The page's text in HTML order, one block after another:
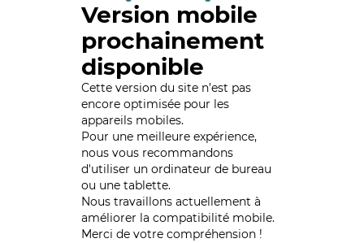
Version mobile
prochainement
disponible
Cette version du site n’est pas
encore optimisée pour les
appareils mobiles.
Pour une meilleure expérience,
nous vous recommandons
d'utiliser un ordinateur de bureau
ou une tablette.
Nous travaillons actuellement à
améliorer la compatibilité mobile.
Merci de votre compréhension !